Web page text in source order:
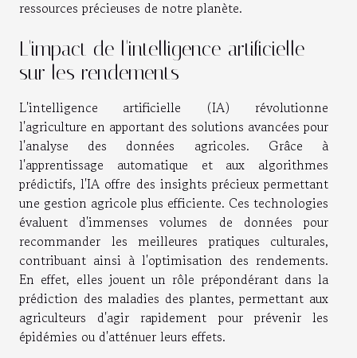
ressources précieuses de notre planète.
L'impact de l'intelligence artificielle
sur les rendements
L'intelligence artificielle (IA) révolutionne
l'agriculture en apportant des solutions avancées pour
l'analyse des données agricoles. Grâce à
l'apprentissage automatique et aux algorithmes
prédictifs, l'IA offre des insights précieux permettant
une gestion agricole plus efficiente. Ces technologies
évaluent d'immenses volumes de données pour
recommander les meilleures pratiques culturales,
contribuant ainsi à l'optimisation des rendements.
En effet, elles jouent un rôle prépondérant dans la
prédiction des maladies des plantes, permettant aux
agriculteurs d'agir rapidement pour prévenir les
épidémies ou d'atténuer leurs effets.